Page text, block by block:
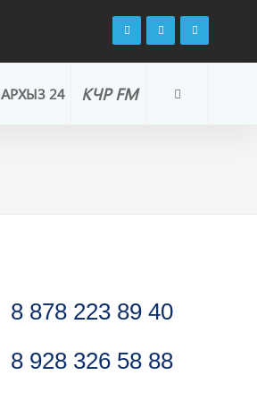
КЧР FM
АРХЫЗ 24
8 878 223 89 40
8 928 326 58 88